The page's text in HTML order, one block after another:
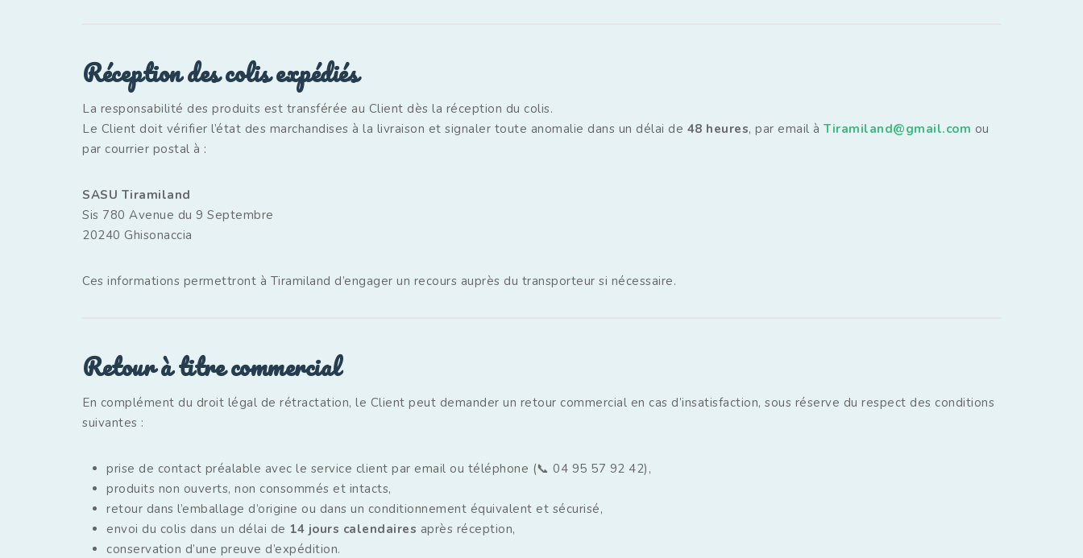
Réception des colis expédiés
La responsabilité des produits est transférée au Client dès la réception du colis.
Le Client doit vérifier l’état des marchandises à la livraison et signaler toute anomalie dans un délai de 48 heures, par email à Tiramiland@gmail.com ou
par courrier postal à :
SASU Tiramiland
Sis 780 Avenue du 9 Septembre
20240 Ghisonaccia
Ces informations permettront à Tiramiland d’engager un recours auprès du transporteur si nécessaire.
Retour à titre commercial
En complément du droit légal de rétractation, le Client peut demander un retour commercial en cas d’insatisfaction, sous réserve du respect des conditions
suivantes :
prise de contact préalable avec le service client par email ou téléphone (📞 04 95 57 92 42),
produits non ouverts, non consommés et intacts,
retour dans l’emballage d’origine ou dans un conditionnement équivalent et sécurisé,
envoi du colis dans un délai de 14 jours calendaires après réception,
conservation d’une preuve d’expédition.